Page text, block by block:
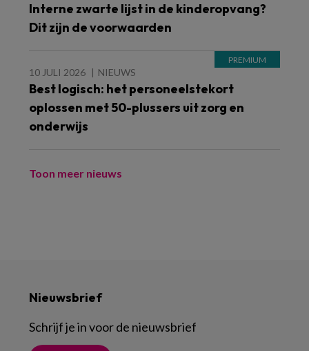
Interne zwarte lijst in de kinderopvang?
Dit zijn de voorwaarden
10 JULI 2026 NIEUWS
Best logisch: het personeelstekort
oplossen met 50-plussers uit zorg en
onderwijs
Toon meer nieuws
Nieuwsbrief
Schrijf je in voor de nieuwsbrief